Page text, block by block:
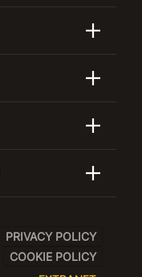
PRIVACY POLICY
COOKIE POLICY